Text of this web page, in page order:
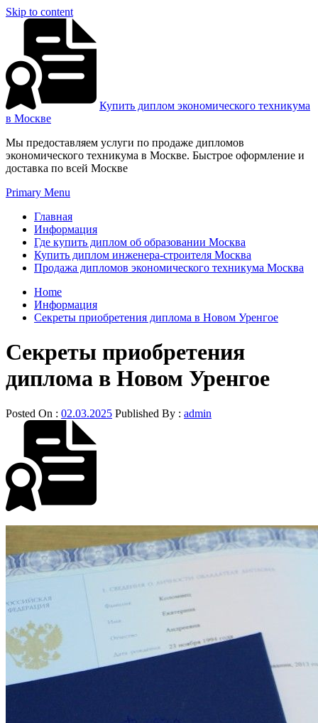
Skip to content
Купить диплом экономического техникума
в Москве
Мы предоставляем услуги по продаже дипломов
экономического техникума в Москве. Быстрое оформление и
доставка по всей Москве
Primary Menu
Главная
Информация
Где купить диплом об образовании Москва
Купить диплом инженера-строителя Москва
Продажа дипломов экономического техникума Москва
Home
Информация
Секреты приобретения диплома в Новом Уренгое
Секреты приобретения
диплома в Новом Уренгое
Posted On : 02.03.2025 Published By : admin